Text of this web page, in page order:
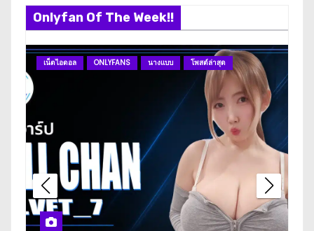
Onlyfan Of The Week!!
เน็ตไอดอล ONLYFANS นางแบบ โพสต์ล่าสุด